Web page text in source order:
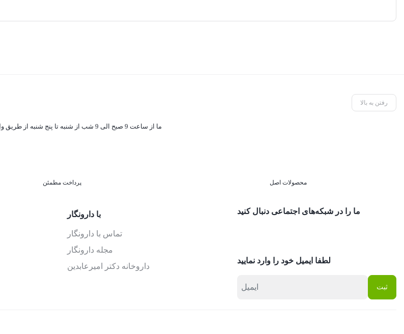
رفتن به بالا
ما از ساعت 9 صبح الی 9 شب از شنبه تا پنج شنبه از طریق واتساپ و تماس پشتیبان شما هستیم
پرداخت مطمئن محصولات اصل
با دارونگار
تماس با دارونگار
مجله دارونگار
داروخانه دکتر امیرعابدین
ما را در شبکه‌های اجتماعی دنبال کنید
لطفا ایمیل خود را وارد نمایید